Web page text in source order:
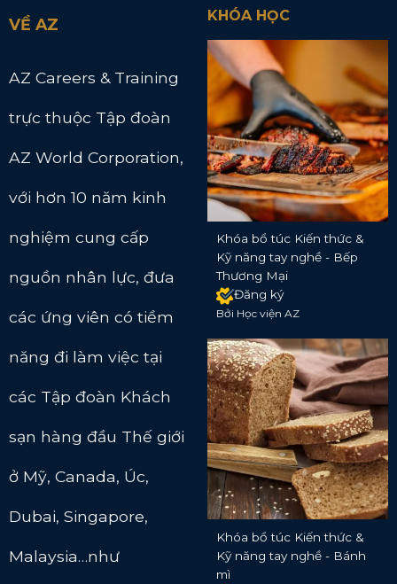
VỀ AZ
AZ Careers & Training
trực thuộc Tập đoàn
AZ World Corporation,
với hơn 10 năm kinh
nghiệm cung cấp
nguồn nhân lực, đưa
các ứng viên có tiềm
năng đi làm việc tại
các Tập đoàn Khách
sạn hàng đầu Thế giới
ở Mỹ, Canada, Úc,
Dubai, Singapore,
Malaysia…như
KHÓA HỌC
Khóa bổ túc Kiến thức &
Kỹ năng tay nghề - Bếp
Thương Mại
Đăng ký
Bởi Học viện AZ
Khóa bổ túc Kiến thức &
Kỹ năng tay nghề - Bánh
mì